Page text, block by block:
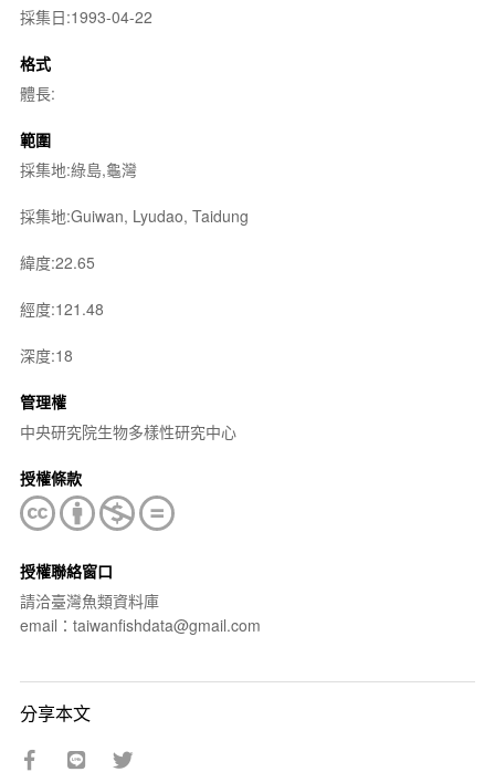
採集日:1993-04-22
格式
體長:
範圍
採集地:綠島,龜灣
採集地:Guiwan, Lyudao, Taidung
緯度:22.65
經度:121.48
深度:18
管理權
中央研究院生物多樣性研究中心
授權條款
授權聯絡窗口
請洽臺灣魚類資料庫
email：taiwanfishdata@gmail.com
分享本文